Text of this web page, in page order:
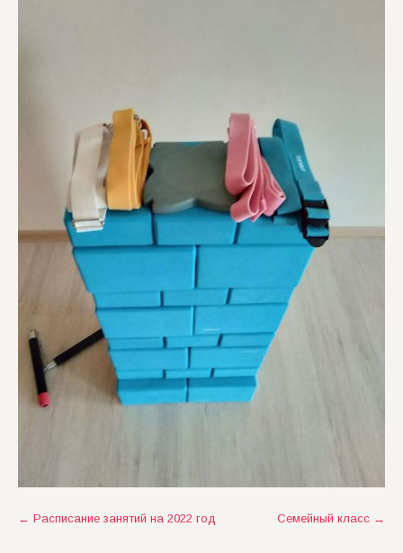
Post
← Расписание занятий на 2022 год Семейный класс →